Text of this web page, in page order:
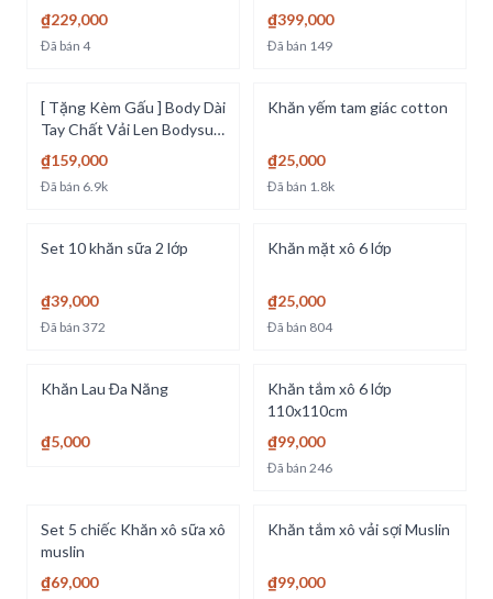
Bodysuit Dài Tay Kèm Mũ
Và Khăn Tam Giác [B19-
SET5]
₫229,000
Đã bán 4
Ấm Áp Cho Mùa Đông Đồ
Liền Thân Cho Bé Trai Bé
Gái - [BDD82]
₫399,000
Đã bán 149
[ Tặng Kèm Gấu ] Body Dài
Tay Chất Vải Len Bodysuit
Cho Bé Trai Bé Gái Sơ Sinh
Mặc Thu Đông Áo Liền
Quần [BDD96]
₫159,000
Đã bán 6.9k
Khăn yếm tam giác cotton
₫25,000
Đã bán 1.8k
Set 10 khăn sữa 2 lớp
₫39,000
Đã bán 372
Khăn mặt xô 6 lớp
₫25,000
Đã bán 804
Khăn Lau Đa Năng
₫5,000
Khăn tắm xô 6 lớp
110x110cm
₫99,000
Đã bán 246
Set 5 chiếc Khăn xô sữa xô
muslin
₫69,000
Khăn tắm xô vải sợi Muslin
₫99,000